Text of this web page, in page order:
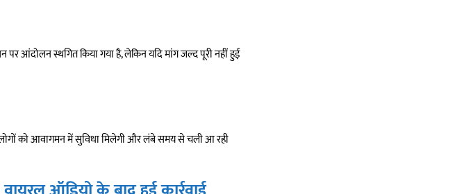
पर आंदोलन स्थगित किया गया है, लेकिन यदि मांग जल्द पूरी नहीं हुई
लोगों को आवागमन में सुविधा मिलेगी और लंबे समय से चली आ रही